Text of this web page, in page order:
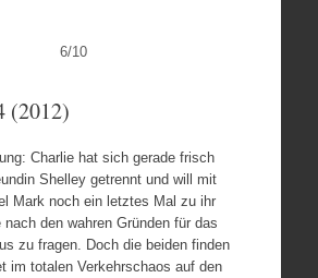
6/10
(2012)
Charlie hat sich gerade frisch
Shelley getrennt und will mit
Mark noch ein letztes Mal zu ihr
den wahren Gründen für das
zu fragen. Doch die beiden finden
im totalen Verkehrschaos auf den